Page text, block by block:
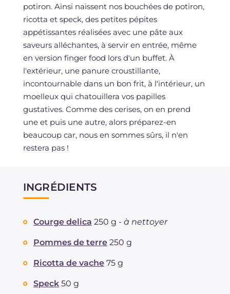
potiron. Ainsi naissent nos bouchées de potiron,
ricotta et speck, des petites pépites
appétissantes réalisées avec une pâte aux
saveurs alléchantes, à servir en entrée, même
en version finger food lors d'un buffet. À
l'extérieur, une panure croustillante,
incontournable dans un bon frit, à l'intérieur, un
moelleux qui chatouillera vos papilles
gustatives. Comme des cerises, on en prend
une et puis une autre, alors préparez-en
beaucoup car, nous en sommes sûrs, il n'en
restera pas !
INGRÉDIENTS
Courge delica 250 g - à nettoyer
Pommes de terre 250 g
Ricotta de vache 75 g
Speck 50 g